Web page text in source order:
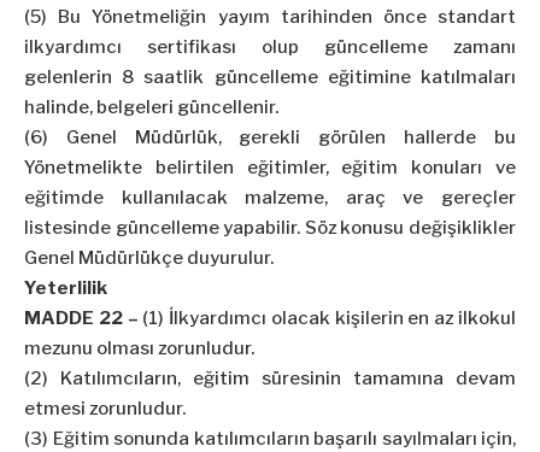
(5) Bu Yönetmeliğin yayım tarihinden önce standart
ilkyardımcı sertifikası olup güncelleme zamanı
gelenlerin 8 saatlik güncelleme eğitimine katılmaları
halinde, belgeleri güncellenir.
(6) Genel Müdürlük, gerekli görülen hallerde bu
Yönetmelikte belirtilen eğitimler, eğitim konuları ve
eğitimde kullanılacak malzeme, araç ve gereçler
listesinde güncelleme yapabilir. Söz konusu değişiklikler
Genel Müdürlükçe duyurulur.
Yeterlilik
MADDE 22 – (1) İlkyardımcı olacak kişilerin en az ilkokul
mezunu olması zorunludur.
(2) Katılımcıların, eğitim süresinin tamamına devam
etmesi zorunludur.
(3) Eğitim sonunda katılımcıların başarılı sayılmaları için,